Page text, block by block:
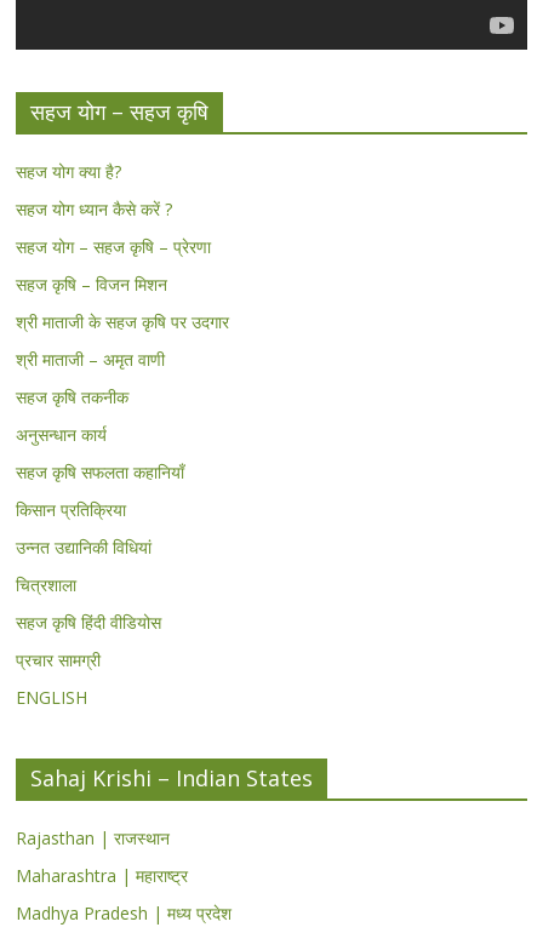
सहज योग – सहज कृषि
सहज योग क्या है?
सहज योग ध्यान कैसे करें ?
सहज योग – सहज कृषि – प्रेरणा
सहज कृषि – विजन मिशन
श्री माताजी के सहज कृषि पर उदगार
श्री माताजी – अमृत वाणी
सहज कृषि तकनीक
अनुसन्धान कार्य
सहज कृषि सफलता कहानियाँ
किसान प्रतिक्रिया
उन्नत उद्यानिकी विधियां
चित्रशाला
सहज कृषि हिंदी वीडियोस
प्रचार सामग्री
ENGLISH
Sahaj Krishi – Indian States
Rajasthan | राजस्थान
Maharashtra | महाराष्ट्र
Madhya Pradesh | मध्य प्रदेश